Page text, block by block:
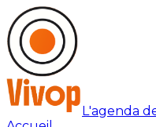
L'agenda